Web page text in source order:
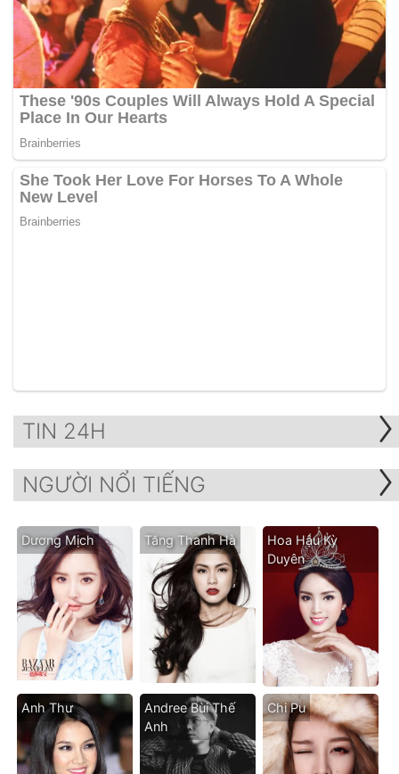
TIN 24H
NGƯỜI NỔI TIẾNG
Dương Mịch Tăng Thanh Hà
Hoa Hậu Kỳ
Duyên
Anh Thư
Andree Bùi Thế
Anh
Chi Pu